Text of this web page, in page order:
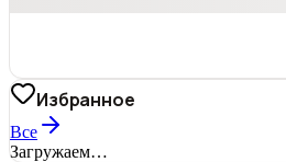
Избранное
Все
Загружаем…